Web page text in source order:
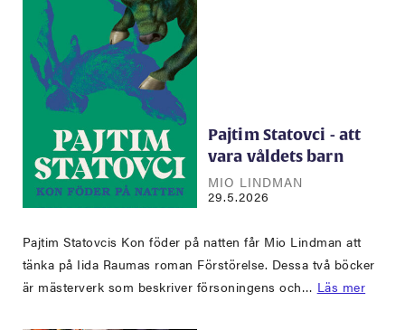
Pajtim Statovci - att
vara våldets barn
MIO LINDMAN
29.5.2026
Pajtim Statovcis Kon föder på natten får Mio Lindman att
tänka på Iida Raumas roman Förstörelse. Dessa två böcker
är mästerverk som beskriver försoningens och… Läs mer